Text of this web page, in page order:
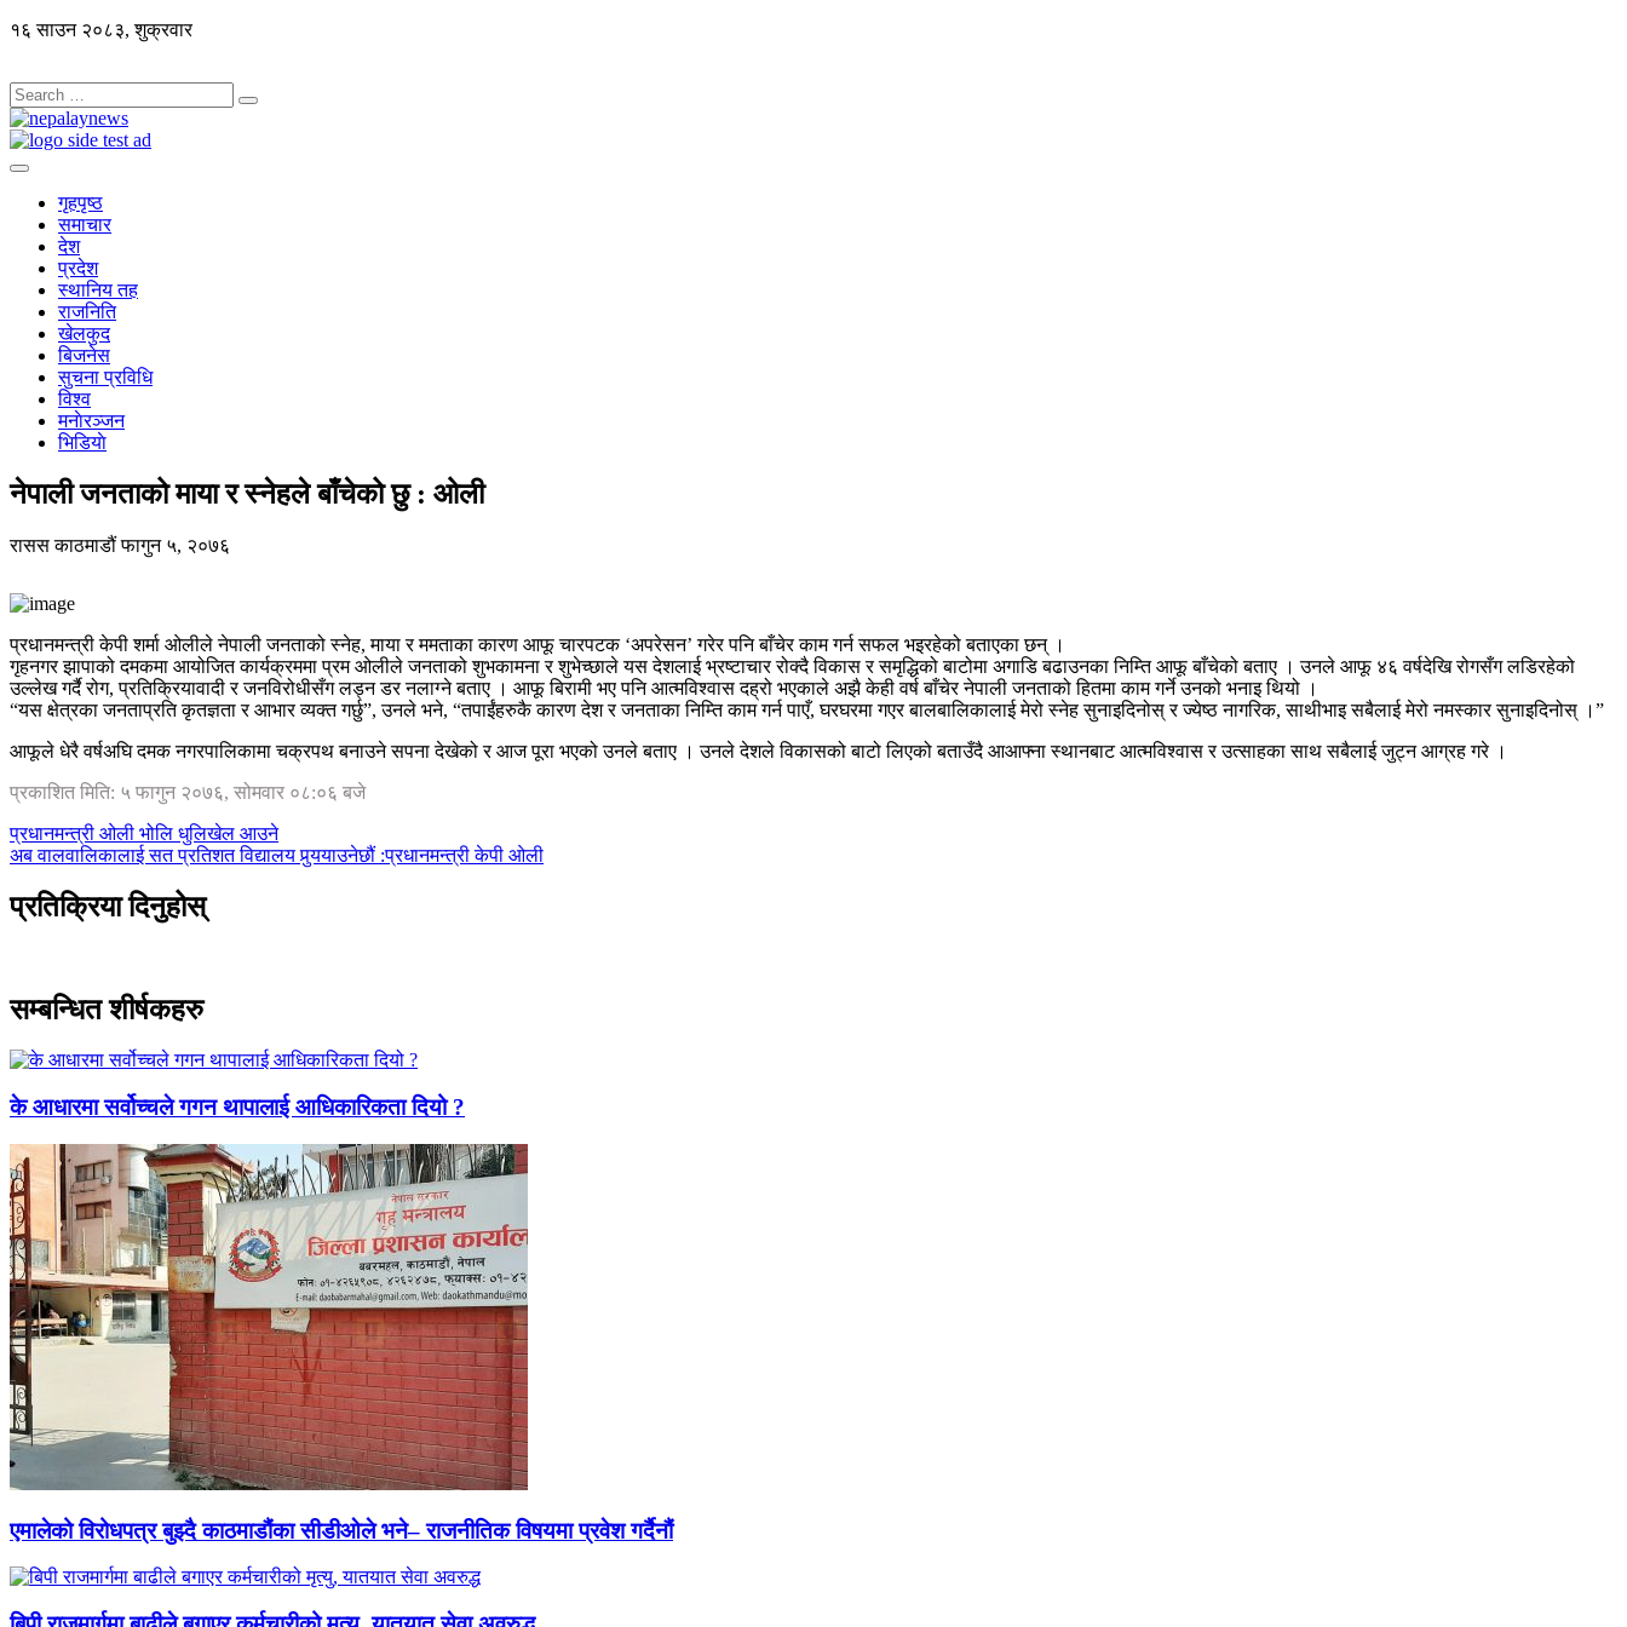
१६ साउन २०८३, शुक्रवार
गृहपृष्ठ
समाचार
देश
प्रदेश
स्थानिय तह
राजनिति
खेलकुद
बिजनेस
सुचना प्रविधि
विश्व
मनाेरञ्जन
भिडियाे
नेपाली जनताको माया र स्नेहले बाँचेको छु : ओली
राससकाठमाडौंफागुन ५, २०७६
प्रधानमन्त्री केपी शर्मा ओलीले नेपाली जनताको स्नेह, माया र ममताका कारण आफू चारपटक ‘अपरेसन’ गरेर पनि बाँचेर काम गर्न सफल भइरहेको बताएका छन् ।
गृहनगर झापाको दमकमा आयोजित कार्यक्रममा प्रम ओलीले जनताको शुभकामना र शुभेच्छाले यस देशलाई भ्रष्टाचार रोक्दै विकास र समृद्धिको बाटोमा अगाडि बढाउनका निम्ति आफू बाँचेको बताए । उनले आफू ४६ वर्षदेखि रोगसँग लडिरहेको
उल्लेख गर्दै रोग, प्रतिक्रियावादी र जनविरोधीसँग लड्न डर नलाग्ने बताए । आफू बिरामी भए पनि आत्मविश्वास दह्रो भएकाले अझै केही वर्ष बाँचेर नेपाली जनताको हितमा काम गर्ने उनको भनाइ थियो ।
“यस क्षेत्रका जनताप्रति कृतज्ञता र आभार व्यक्त गर्छु”, उनले भने, “तपाईंहरुकै कारण देश र जनताका निम्ति काम गर्न पाएँ, घरघरमा गएर बालबालिकालाई मेरो स्नेह सुनाइदिनोस् र ज्येष्ठ नागरिक, साथीभाइ सबैलाई मेरो नमस्कार सुनाइदिनोस् ।”
आफूले धेरै वर्षअघि दमक नगरपालिकामा चक्रपथ बनाउने सपना देखेको र आज पूरा भएको उनले बताए । उनले देशले विकासको बाटो लिएको बताउँदै आआफ्ना स्थानबाट आत्मविश्वास र उत्साहका साथ सबैलाई जुट्न आग्रह गरे ।
प्रकाशित मिति: ५ फागुन २०७६, सोमवार ०८:०६ बजे
प्रधानमन्त्री ओली भोलि धुलिखेल आउने
अब वालवालिकालाई सत प्रतिशत विद्यालय पुर्‍ययाउनेछौं :प्रधानमन्त्री केपी ओली
प्रतिक्रिया दिनुहोस्
सम्बन्धित शीर्षकहरु
के आधारमा सर्वोच्चले गगन थापालाई आधिकारिकता दियो ?
एमालेको विरोधपत्र बुझ्दै काठमाडौंका सीडीओले भने– राजनीतिक विषयमा प्रवेश गर्दैनौं